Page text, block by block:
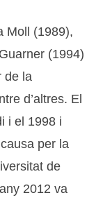
Moll (1989),
(1994)
de la
d’altres. El
i el 1998 i
per la
de
2012 va